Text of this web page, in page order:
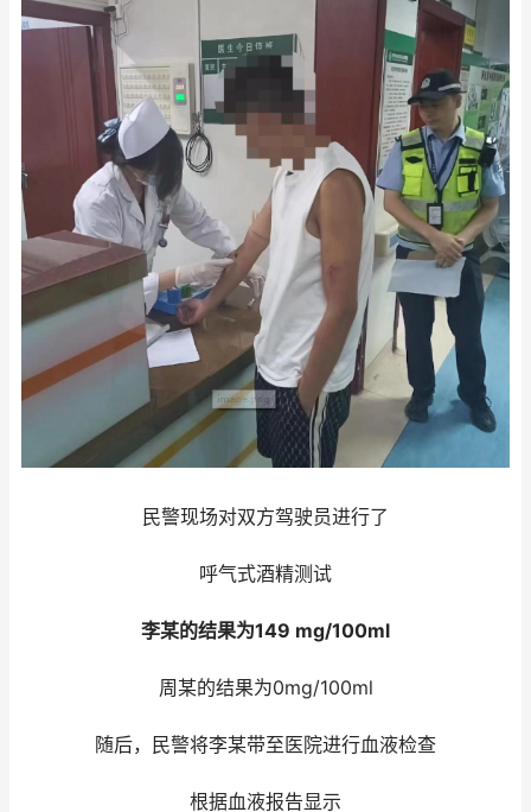
民警现场对双方驾驶员进行了
呼气式酒精测试
李某的结果为149 mg/100ml
周某的结果为0mg/100ml
随后，民警将李某带至医院进行血液检查
根据血液报告显示